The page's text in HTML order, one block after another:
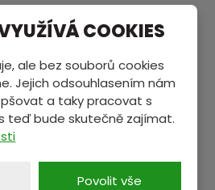
COOKIES
ale bez souborů cookies
Jejich odsouhlasením nám
a taky pracovat s
teď bude skutečně zajímat.
Povolit vše